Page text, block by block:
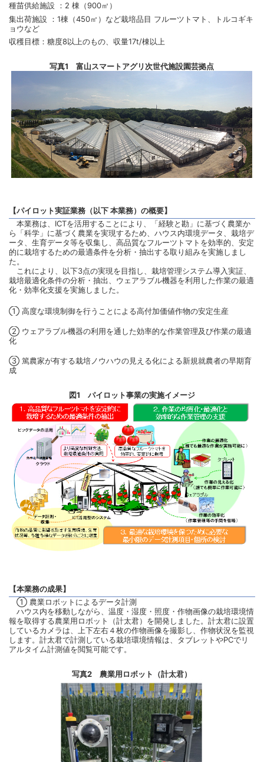
種苗供給施設 ：2 棟（900㎡）
集出荷施設 ：1棟（450㎡）など栽培品目 フルーツトマト、トルコギキ
ョウなど
収穫目標：糖度8以上のもの、収量17t/棟以上
写真1 富山スマートアグリ次世代施設園芸拠点
【パイロット実証業務（以下 本業務）の概要】
本業務は、ICTを活用することにより、「経験と勘」に基づく農業か
ら「科学」に基づく農業を実現するため、ハウス内環境データ、栽培デ
ータ、生育データ等を収集し、高品質なフルーツトマトを効率的、安定
的に栽培するための最適条件を分析・抽出する取り組みを実施しまし
た。
これにより、以下3点の実現を目指し、栽培管理システム導入実証、
栽培最適化条件の分析・抽出、ウェアラブル機器を利用した作業の最適
化・効率化支援を実施しました。
① 高度な環境制御を行うことによる高付加価値作物の安定生産
② ウェアラブル機器の利用を通した効率的な作業管理及び作業の最適
化
③ 篤農家が有する栽培ノウハウの見える化による新規就農者の早期育
成
図1 パイロット事業の実施イメージ
【本業務の成果】
① 農業ロボットによるデータ計測
ハウス内を移動しながら、温度・湿度・照度・作物画像の栽培環境情
報を取得する農業用ロボット（計太君）を開発しました。計太君に設置
しているカメラは、上下左右４枚の作物画像を撮影し、作物状況を監視
します。計太君で計測している栽培環境情報は、タブレットやPCでリ
アルタイム計測値を閲覧可能です。
写真2 農業用ロボット（計太君）